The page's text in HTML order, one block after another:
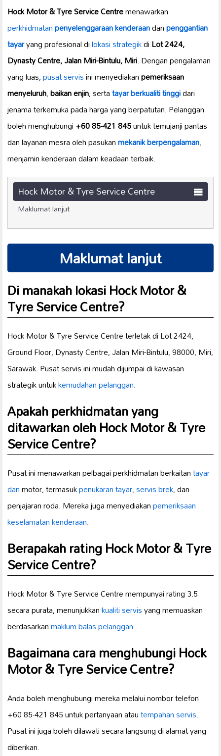
Hock Motor & Tyre Service Centremenawarkan
perkhidmatanpenyelenggaraan kenderaandanpenggantian
tayaryang profesional dilokasi strategikdiLot 2424,
Dynasty Centre, Jalan Miri-Bintulu, Miri. Dengan pengalaman
yang luas,pusat servisini menyediakanpemeriksaan
menyeluruh,baikan enjin, sertatayar berkualiti tinggidari
jenama terkemuka pada harga yang berpatutan. Pelanggan
boleh menghubungi+60 85-421 845untuk temujanji pantas
dan layanan mesra oleh pasukanmekanik berpengalaman,
menjamin kenderaan dalam keadaan terbaik.
Hock Motor & Tyre Service Centre
Maklumat lanjut
Maklumat lanjut
Di manakah lokasi Hock Motor &
Tyre Service Centre?
Hock Motor & Tyre Service Centre terletak di Lot 2424,
Ground Floor, Dynasty Centre, Jalan Miri-Bintulu, 98000, Miri,
Sarawak. Pusat servis ini mudah dijumpai di kawasan
strategik untukkemudahan pelanggan.
Apakah perkhidmatan yang
ditawarkan oleh Hock Motor & Tyre
Service Centre?
Pusat ini menawarkan pelbagai perkhidmatan berkaitantayar
danmotor, termasukpenukaran tayar,servis brek, dan
penjajaran roda. Mereka juga menyediakanpemeriksaan
keselamatan kenderaan.
Berapakah rating Hock Motor & Tyre
Service Centre?
Hock Motor & Tyre Service Centre mempunyai rating 3.5
secara purata, menunjukkankualiti servisyang memuaskan
berdasarkanmaklum balas pelanggan.
Bagaimana cara menghubungi Hock
Motor & Tyre Service Centre?
Anda boleh menghubungi mereka melalui nombor telefon
+60 85-421 845 untuk pertanyaan atautempahan servis.
Pusat ini juga boleh dilawati secara langsung di alamat yang
diberikan.